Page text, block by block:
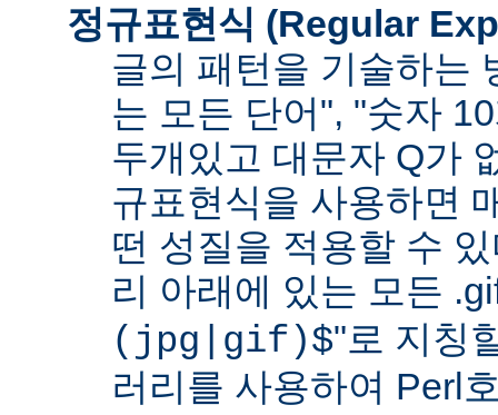
정규표현식 (Regular
글의 패턴을 기술하는
는 모든 단어", "숫자
두개있고 대문자 Q가
규표현식을 사용하면
떤 성질을 적용할 수
리 아래에 있는 모든
(jpg|gif)$"로 지칭
러리를 사용하여 Perl